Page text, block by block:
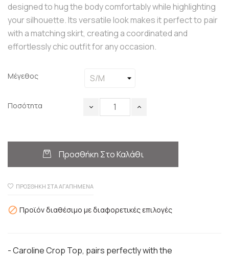
designed to hug the body comfortably while highlighting
your silhouette. Its versatile look makes it perfect to pair
with a matching skirt, creating a coordinated and
effortlessly chic outfit for any occasion.
Μέγεθος
Ποσότητα
Προσθήκη Στο Καλάθι
ΠΡΟΣΘΉΚΗ ΣΤΑ ΑΓΑΠΗΜΈΝΑ
 Προϊόν διαθέσιμο με διαφορετικές επιλογές
- Caroline Crop Top, pairs perfectly with the